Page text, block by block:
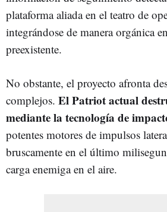
plataforma aliada en el teatro de
integrándose de manera orgánica
preexistente.
No obstante, el proyecto afronta
complejos. El Patriot actual
mediante la tecnología de
potentes motores de impulsos
bruscamente en el último
carga enemiga en el aire.